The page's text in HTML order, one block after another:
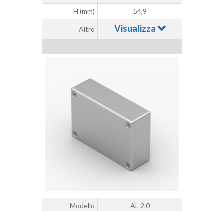
H (mm)
54,9
Altro Visualizza
Modello
AL 2.0